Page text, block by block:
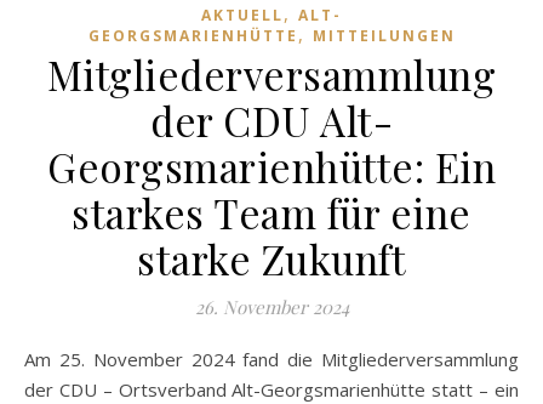
AKTUELL, ALT-
GEORGSMARIENHÜTTE , MITTEILUNGEN
Mitgliederversammlung
der CDU Alt-
Georgsmarienhütte: Ein
starkes Team für eine
starke Zukunft
26. November 2024
Am 25. November 2024 fand die Mitgliederversammlung
der CDU – Ortsverband Alt-Georgsmarienhütte statt – ein